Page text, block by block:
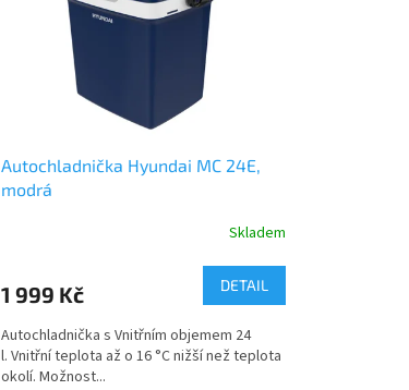
Autochladnička Hyundai MC 24E,
modrá
Skladem
1 999 Kč DETAIL
Autochladnička s Vnitřním objemem 24
l. Vnitřní teplota až o 16 °C nižší než teplota
okolí. Možnost...